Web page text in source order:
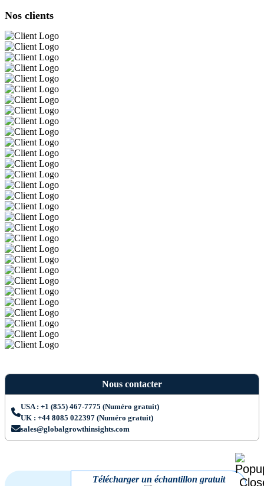
Nos clients
Nous contacter
USA : +1 (855) 467-7775 (Numéro gratuit)
UK : +44 8085 022397 (Numéro gratuit)
sales@globalgrowthinsights.com
Télécharger un échantillon gratuit